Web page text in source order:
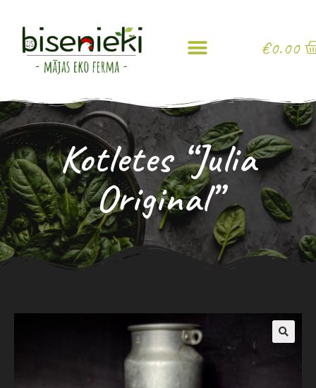
€0.00
Kotletes “Julia
Original”